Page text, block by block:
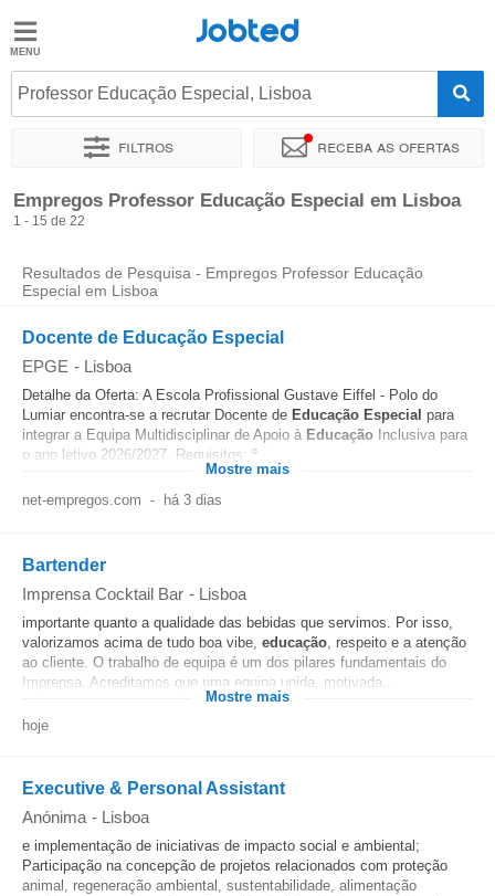
Jobted
Empregos
Salários
Jobted
Professor Educação Especial, Lisboa
Filtros Receba as ofertas
Ordenar por Localidade exata Empresa
Empregos Professor Educação Especial em Lisboa
1 - 15 de 22
Resultados de Pesquisa - Empregos Professor Educação
Especial em Lisboa
Docente de Educação Especial
EPGE - Lisboa
Detalhe da Oferta: A Escola Profissional Gustave Eiffel - Polo do
Lumiar encontra-se a recrutar Docente de Educação Especial para
integrar a Equipa Multidisciplinar de Apoio à Educação Inclusiva para
o ano letivo 2026/2027. Requisitos: º...
Mostre mais
net-empregos.com - há 3 dias
Bartender
Imprensa Cocktail Bar - Lisboa
importante quanto a qualidade das bebidas que servimos. Por isso,
valorizamos acima de tudo boa vibe, educação, respeito e a atenção
ao cliente. O trabalho de equipa é um dos pilares fundamentais do
Imprensa. Acreditamos que uma equipa unida, motivada...
Mostre mais
hoje
Executive & Personal Assistant
Anónima - Lisboa
e implementação de iniciativas de impacto social e ambiental;
Participação na concepção de projetos relacionados com proteção
animal, regeneração ambiental, sustentabilidade, alimentação